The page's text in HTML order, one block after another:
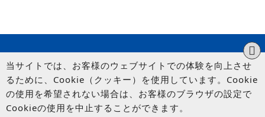
当サイトでは、お客様のウェブサイトでの体験を向上させ
るために、Cookie（クッキー）を使用しています。Cookie
の使用を希望されない場合は、お客様のブラウザの設定で
Cookieの使用を中止することができます。